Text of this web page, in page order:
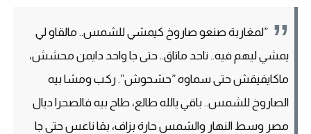
”لمغاربة صنعو صاروخ كيمشي للشمس.. مالقاو لي
يمشي ليهم فيه.. تاحد ماتاق.. حتى جا واحد دايمن محشش،
ماكايفيقش حتى سماوه ”حشحوش”. ركب ومشا بيه
الصاروخ للشمس.. باقي يالله طالع، طاح بيه فالصحرا ديال
مصر وسط النهار والشمس حارة بزاف، بقا ناعس حتى جا